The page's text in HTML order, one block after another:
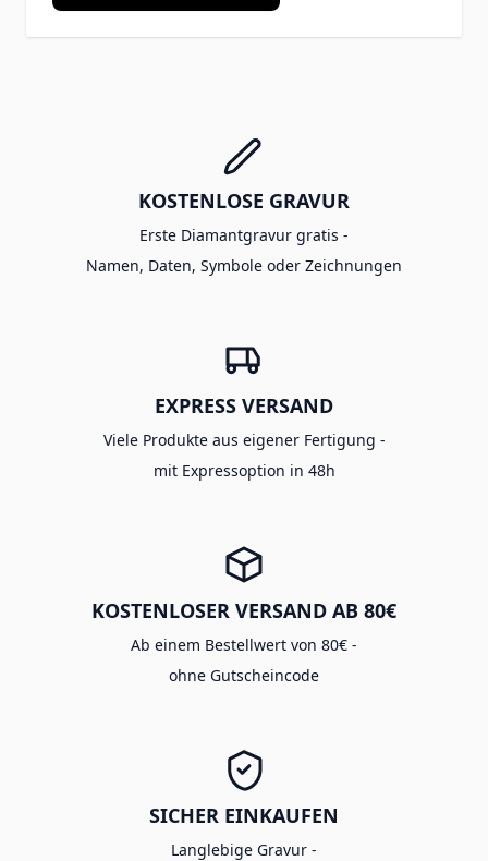
KOSTENLOSE GRAVUR
Erste Diamantgravur gratis -
Namen, Daten, Symbole oder Zeichnungen
EXPRESS VERSAND
Viele Produkte aus eigener Fertigung -
mit Expressoption in 48h
KOSTENLOSER VERSAND AB 80€
Ab einem Bestellwert von 80€ -
ohne Gutscheincode
SICHER EINKAUFEN
Langlebige Gravur -